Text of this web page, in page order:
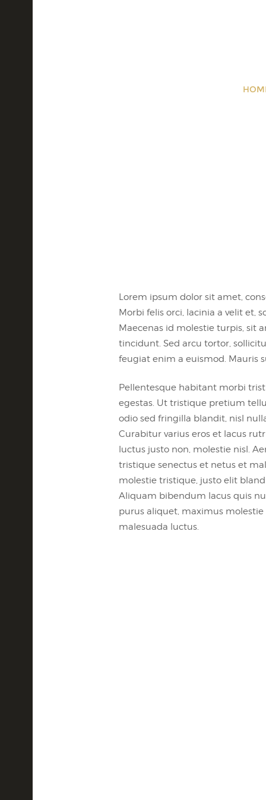
Lorem ipsum dolor sit amet,
Morbi felis orci, lacinia a velit et,
Maecenas id molestie turpis, sit
tincidunt. Sed arcu tortor,
feugiat enim a euismod. Mauris
Pellentesque habitant morbi
egestas. Ut tristique pretium
odio sed fringilla blandit, nisl
Curabitur varius eros et lacus
luctus justo non, molestie nisl.
tristique senectus et netus et
molestie tristique, justo elit
Aliquam bibendum lacus quis
purus aliquet, maximus
malesuada luctus.